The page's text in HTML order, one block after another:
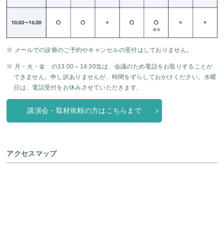
※ メールでの診療のご予約やキャンセルの受付はしておりません。
※ 月・火・金 の13:00～14:30迄は、会議のため電話をお取りすることが
できません。申し訳ありませんが、時間をずらしておかけください。水曜
日は、電話受付をお休みさせていただきます。
講演会・取材依頼の方はこちらまで
アクセスマップ